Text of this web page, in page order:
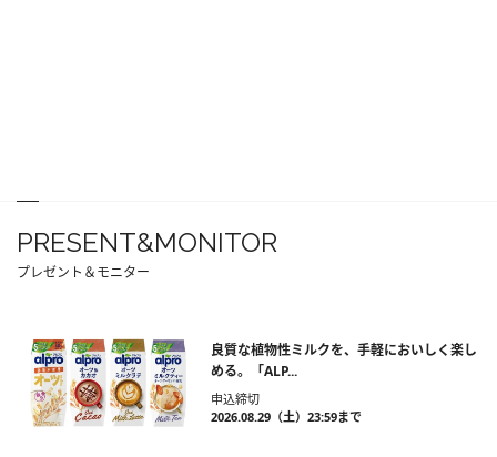
PRESENT&MONITOR
プレゼント＆モニター
良質な植物性ミルクを、手軽においしく楽し
める。「ALP...
申込締切
2026.08.29（土）23:59まで